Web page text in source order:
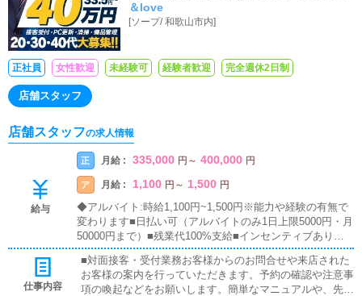
いまで未経験可。
＆love
[ソープ/和歌山市内]
正社員 女性歓迎 未経験可 経験者歓迎 完全週休2日制
店舗スタッフ
店舗スタッフの求人情報
給与
正 月給 : 335,000 円 ～ 400,000 円
ア 月給 : 1,100 円 ～ 1,500 円
◆アルバイト:時給1,100円~1,500円※能力や経験の有無で
変わります■日払い可（アルバイトのみ1日上限5000円・月
50000円まで）■残業代100%支給■インセンティブあり
（社員のみ）■昇給あり
仕事内容
■対面接客・受付業務お客様からのお問合せや来店された
お客様の案内を行っていただきます。予約の確認や注意事
項の喚起などをお願いします。簡単なマニュアルや、先輩